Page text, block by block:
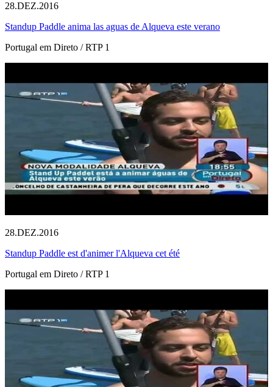
28.DEZ.2016
Standup Paddle anima las aguas de Alqueva este verano
Portugal em Direto / RTP 1
28.DEZ.2016
Standup Paddle est d'animer l'Alqueva cet été
Portugal em Direto / RTP 1